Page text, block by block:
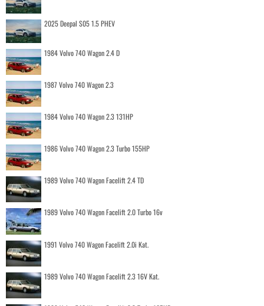
2025 Deepal S05 1.5 PHEV
1984 Volvo 740 Wagon 2.4 D
1987 Volvo 740 Wagon 2.3
1984 Volvo 740 Wagon 2.3 131HP
1986 Volvo 740 Wagon 2.3 Turbo 155HP
1989 Volvo 740 Wagon Facelift 2.4 TD
1989 Volvo 740 Wagon Facelift 2.0 Turbo 16v
1991 Volvo 740 Wagon Facelift 2.0i Kat.
1989 Volvo 740 Wagon Facelift 2.3 16V Kat.